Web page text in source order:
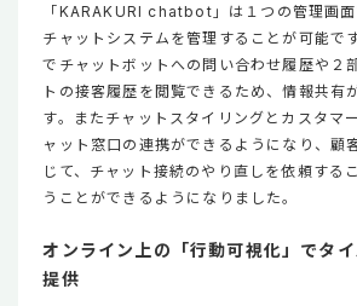
「KARAKURI chatbot」は１つの管理画
チャットシステムを管理することが可能で
でチャットボットへの問い合わせ履歴や２
トの接客履歴を閲覧できるため、情報共有
す。またチャットスタイリングとカスタマ
ャット窓口の連携ができるようになり、顧
じて、チャット接続のやり直しを依頼する
うことができるようになりました。
オンライン上の「行動可視化」でタ
提供